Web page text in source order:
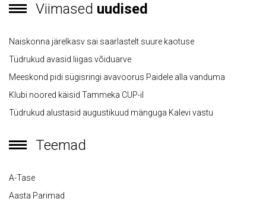
Viimased uudised
Naiskonna järelkasv sai saarlastelt suure kaotuse
Tüdrukud avasid liigas võiduarve
Meeskond pidi sügisringi avavoorus Paidele alla vanduma
Klubi noored käisid Tammeka CUP-il
Tüdrukud alustasid augustikuud mänguga Kalevi vastu
Teemad
A-Tase
Aasta Parimad